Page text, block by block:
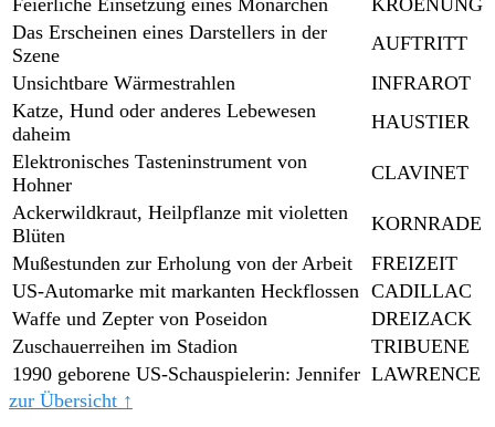
Das Erscheinen eines Darstellers in der
Szene
AUFTRITT
Unsichtbare Wärmestrahlen
INFRAROT
Katze, Hund oder anderes Lebewesen
daheim
HAUSTIER
Elektronisches Tasteninstrument von
Hohner
CLAVINET
Ackerwildkraut, Heilpflanze mit violetten
Blüten
KORNRADE
Mußestunden zur Erholung von der Arbeit
FREIZEIT
US-Automarke mit markanten Heckflossen CADILLAC
Waffe und Zepter von Poseidon
DREIZACK
Zuschauerreihen im Stadion
TRIBUENE
1990 geborene US-Schauspielerin: Jennifer LAWRENCE
zur Übersicht ↑